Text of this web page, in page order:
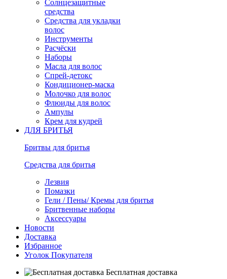
Солнцезащитные
средства
Средства для укладки
волос
Инструменты
Расчёски
Наборы
Масла для волос
Спрей-детокс
Кондиционер-маска
Молочко для волос
Флюиды для волос
Ампулы
Крем для кудрей
ДЛЯ БРИТЬЯ
Бритвы для бритья
Средства для бритья
Лезвия
Помазки
Гели / Пены/ Кремы для бритья
Бритвенные наборы
Аксессуары
Новости
Доставка
Избранное
Уголок Покупателя
Бесплатная доставка